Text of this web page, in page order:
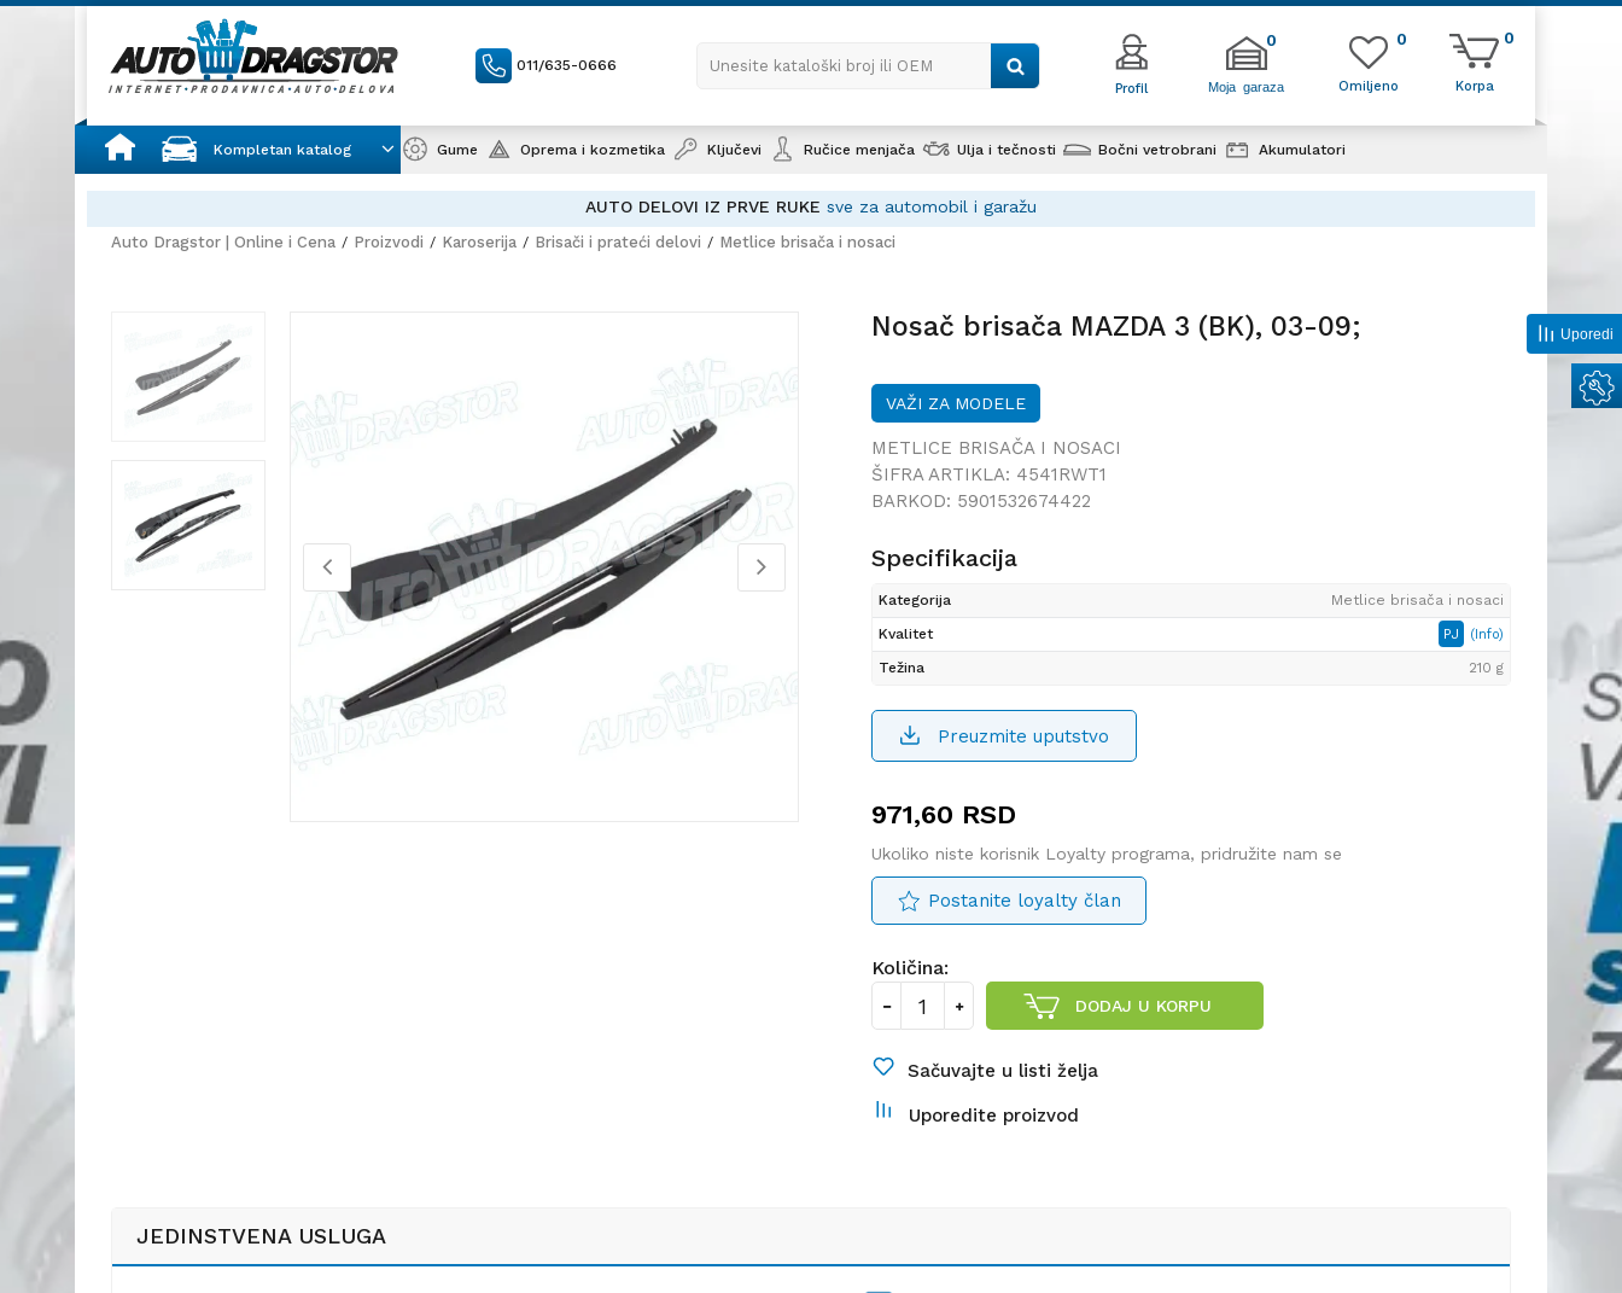
011/635-0666 Unesite kataloški broj ili OEM
Profil Moja garaza
0
Korpa
0
Omiljeno
0
Kompletan katalog Gume Oprema i kozmetika Ključevi Ručice menjača Ulja i tečnosti Bočni vetrobrani Akumulatori
AUTO DELOVI IZ PRVE RUKE sve za automobil i garažu
Auto Dragstor | Online i Cena Proizvodi Karoserija Brisači i prateći delovi Metlice brisača i nosaci
Nosač brisača MAZDA 3 (BK), 03-09;
VAŽI ZA MODELE
METLICE BRISAČA I NOSACI
ŠIFRA ARTIKLA: 4541RWT1
BARKOD: 5901532674422
Specifikacija
Kategorija
Metlice brisača i nosaci
Kvalitet
PJ (Info)
Težina 210 g
Preuzmite uputstvo
971,60 RSD
Ukoliko niste korisnik Loyalty programa, pridružite nam se
Postanite loyalty član
Količina:
DODAJ U KORPU
Sačuvajte u listi želja
Uporedite proizvod
JEDINSTVENA USLUGA
Uporedi